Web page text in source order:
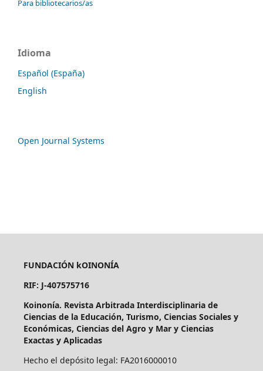
Para bibliotecarios/as
Idioma
Español (España)
English
Open Journal Systems
FUNDACIÓN kOINONÍA
RIF: J-407575716
Koinonía. Revista Arbitrada Interdisciplinaria de
Ciencias de la Educación, Turismo, Ciencias Sociales y
Económicas, Ciencias del Agro y Mar y Ciencias
Exactas y Aplicadas
Hecho el depósito legal: FA2016000010